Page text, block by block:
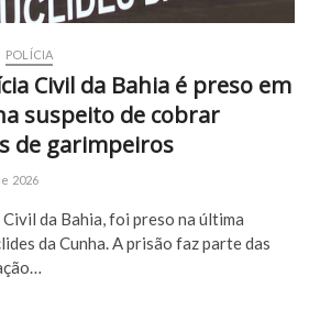
POLÍCIA
Civil da Bahia é preso em
suspeito de cobrar
de garimpeiros
2026
da Bahia, foi preso na última
da Cunha. A prisão faz parte das